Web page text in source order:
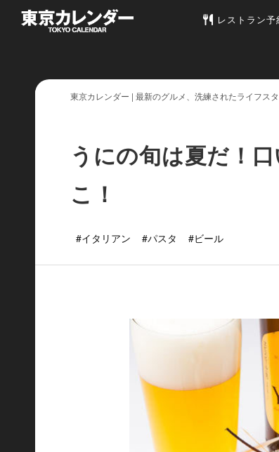
東京カレンダ
レストラン予
東京カレンダー | 最新のグルメ、洗練されたライフス
うにの旬は夏だ！
こ！
#イタリアン #パスタ #ビール